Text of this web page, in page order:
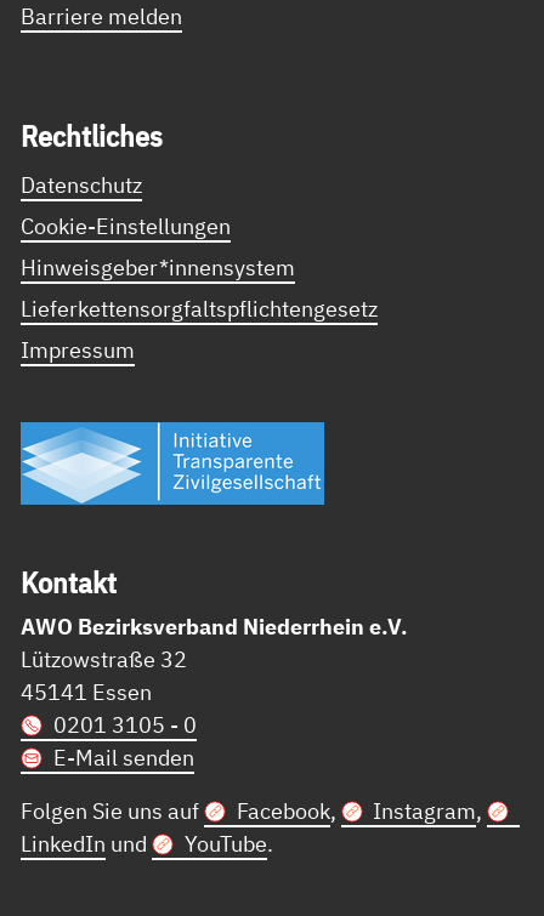
Barriere melden
Recht­li­ches
Datenschutz
Cookie-Einstellungen
Hinweisgeber*innensystem
Lieferkettensorgfaltspflichtengesetz
Impressum
Kon­takt
AWO Bezirksverband Niederrhein e.V.
Lützowstraße 32
45141 Essen
0201 3105 - 0
E-Mail senden
Folgen Sie uns auf
Facebook, Instagram,
LinkedIn und YouTube.